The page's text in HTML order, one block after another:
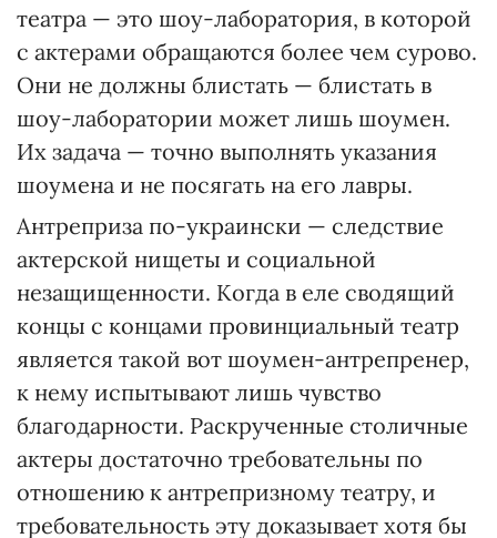
театра — это шоу-лаборатория, в которой
с актерами обращаются более чем сурово.
Они не должны блистать — блистать в
шоу-лаборатории может лишь шоумен.
Их задача — точно выполнять указания
шоумена и не посягать на его лавры.
Антреприза по-украински — следствие
актерской нищеты и социальной
незащищенности. Когда в еле сводящий
концы с концами провинциальный театр
является такой вот шоумен-антрепренер,
к нему испытывают лишь чувство
благодарности. Раскрученные столичные
актеры достаточно требовательны по
отношению к антрепризному театру, и
требовательность эту доказывает хотя бы